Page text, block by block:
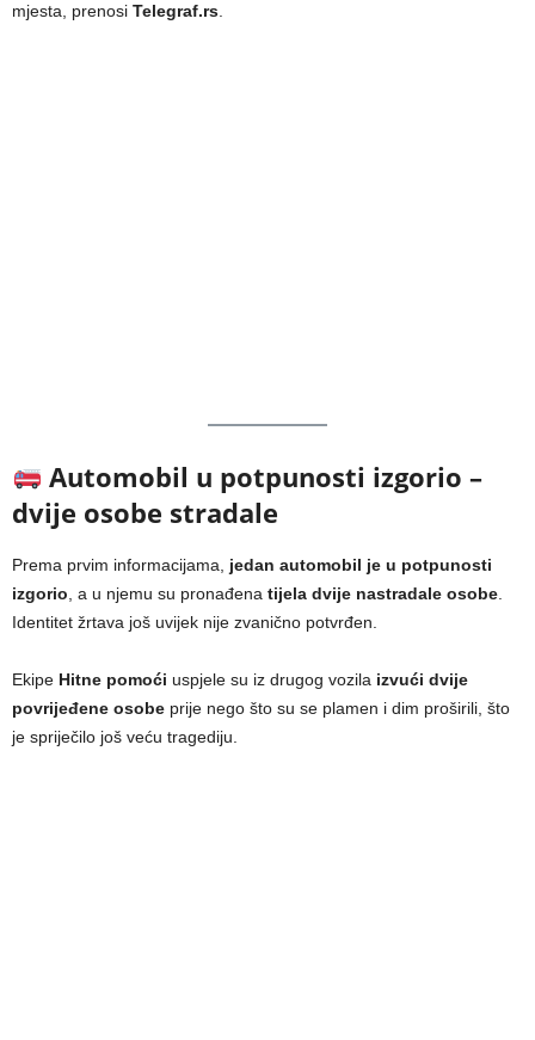
mjesta, prenosi Telegraf.rs
Automobil u potpunosti izgorio –
dvije osobe stradale
Prema prvim informacijama, jedan automobil je u potpunosti
izgorio , a u njemu su pronađena tijela dvije nastradale osobe
Identitet žrtava još uvijek nije zvanično potvrđen.
Ekipe Hitne pomoći uspjele su iz drugog vozila izvući dvije
povrijeđene osobe prije nego što su se plamen i dim proširili, što
je spriječilo još veću tragediju.